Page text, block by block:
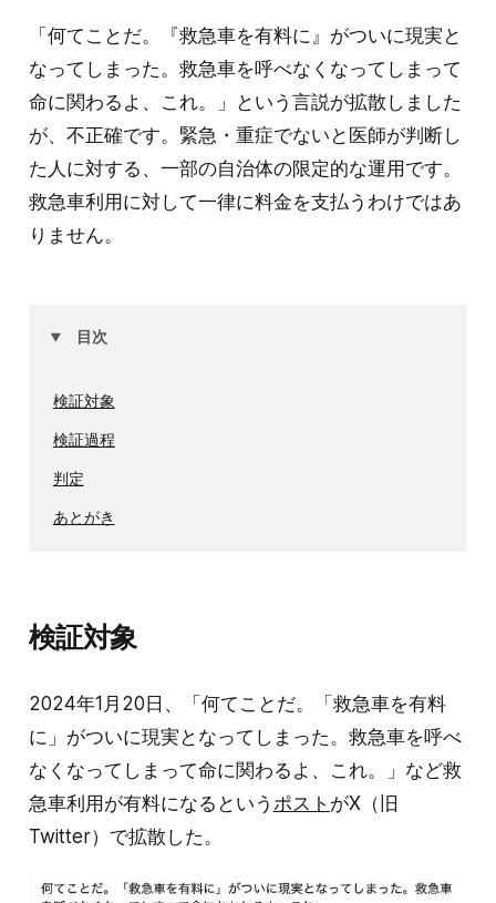
「何てことだ。『救急車を有料に』がついに現実と
なってしまった。救急車を呼べなくなってしまって
命に関わるよ、これ。」という言説が拡散しました
が、不正確です。緊急・重症でないと医師が判断し
た人に対する、一部の自治体の限定的な運用です。
救急車利用に対して一律に料金を支払うわけではあ
りません。
目次
検証対象
検証過程
判定
あとがき
検証対象
2024年1月20日、「何てことだ。「救急車を有料
に」がついに現実となってしまった。救急車を呼べ
なくなってしまって命に関わるよ、これ。」など救
急車利用が有料になるという ポスト がX（旧
Twitter）で拡散した。